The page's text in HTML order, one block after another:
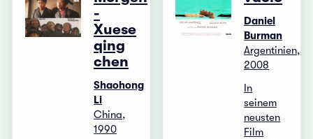
-
Xuese
qing
chen
Shaohong
Li
China,
1990
Daniel
Burman
Argentinien,
2008
In
seinem
neusten
Film